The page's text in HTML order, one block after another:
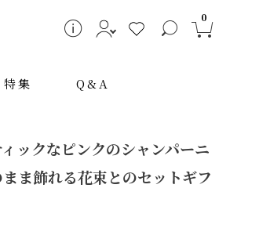
0
特集 Q&A
ックなピンクのシャンパーニ
ま飾れる花束とのセットギフ